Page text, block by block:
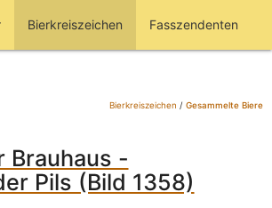
Bierkreiszeichen Fasszendenten
Bierkreiszeichen / Gesammelte Biere
Brauhaus -
Pils (Bild 1358)